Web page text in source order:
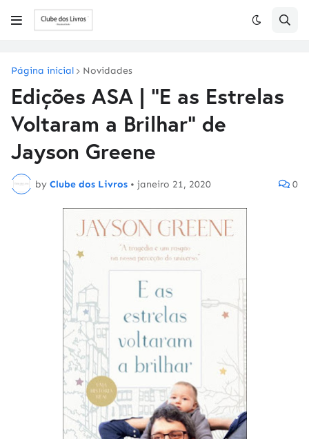
Página inicial Novidades
Edições ASA | "E as Estrelas
Voltaram a Brilhar" de
Jayson Greene
by Clube dos Livros • janeiro 21, 2020 0